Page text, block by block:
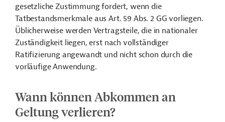
gesetzliche Zustimmung fordert, wenn die
Tatbestandsmerkmale aus Art. 59 Abs. 2 GG vorliegen.
Üblicherweise werden Vertragsteile, die in nationaler
Zuständigkeit liegen, erst nach vollständiger
Ratifizierung angewandt und nicht schon durch die
vorläufige Anwendung.
Wann können Abkommen an
Geltung verlieren?